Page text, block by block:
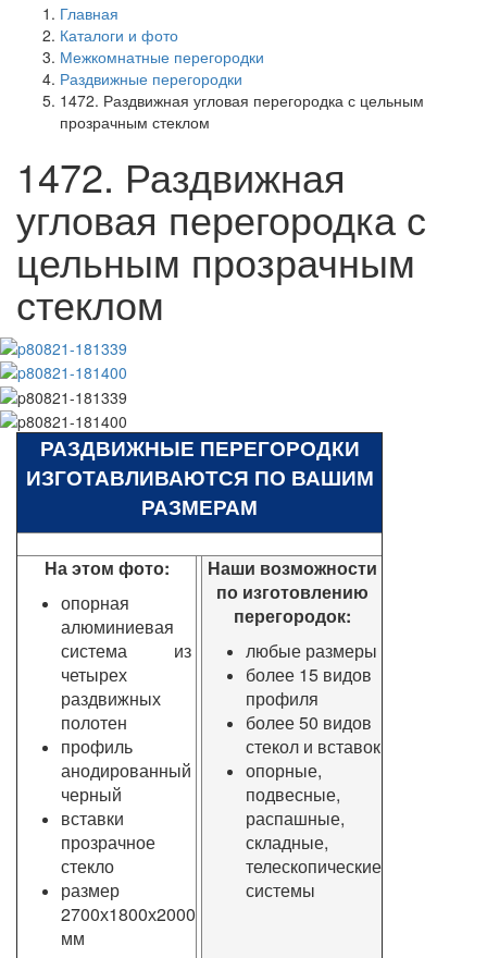
Главная
Каталоги и фото
Межкомнатные перегородки
Раздвижные перегородки
1472. Раздвижная угловая перегородка с цельным
прозрачным стеклом
1472. Раздвижная
угловая перегородка с
цельным прозрачным
стеклом
РАЗДВИЖНЫЕ ПЕРЕГОРОДКИ
ИЗГОТАВЛИВАЮТСЯ ПО ВАШИМ
РАЗМЕРАМ
На этом фото:
опорная
алюминиевая
система из
четырех
раздвижных
полотен
профиль
анодированный
черный
вставки
прозрачное
стекло
размер
2700х1800х2000
мм
Наши возможности
по изготовлению
перегородок:
любые размеры
более 15 видов
профиля
более 50 видов
стекол и вставок
опорные,
подвесные,
распашные,
складные,
телескопические
системы